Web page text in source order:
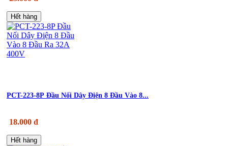
Hết hàng
PCT-223-8P Đầu Nối Dây Điện 8 Đầu Vào 8...
18.000 đ
Hết hàng